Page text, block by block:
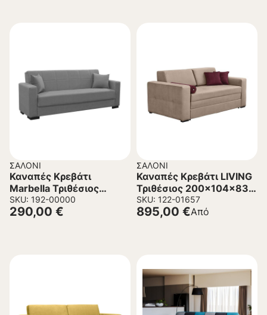
ΣΑΛΌΝΙ
Καναπές Κρεβάτι
Marbella Τριθέσιος
Ύφασμα Γκρι
210x80x80 εκ.
SKU: 192-00000
290,00 €
ΣΑΛΌΝΙ
Καναπές Κρεβάτι LIVING
Τριθέσιος 200x104x83
εκ.
SKU: 122-01657
Από
895,00 €